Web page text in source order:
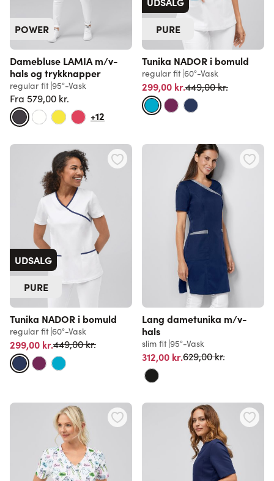
POWER
Damebluse LAMIA m/v-
hals og trykknapper
regular fit 95°-Vask
Fra 579,00 kr.
+12
PURE
Tunika NADOR i bomuld
regular fit 60°-Vask
299,00 kr.Normalpris
449,00 kr.
UDSALG
PURE
Tunika NADOR i bomuld
regular fit 60°-Vask
299,00 kr.Normalpris
449,00 kr.
Lang dametunika m/v-
hals
slim fit 95°-Vask
312,00 kr.Normalpris
629,00 kr.